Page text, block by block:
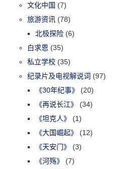
文化中国 (7)
旅游资讯 (78)
北极探险 (6)
白求恩 (35)
私立学校 (35)
纪录片及电视解说词 (97)
《30年纪事》
(20)
《再说长江》
(34)
《坦克人》
(1)
《大国崛起》
(12)
《天安门》
(3)
《河殇》
(7)